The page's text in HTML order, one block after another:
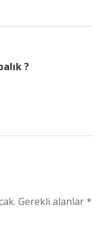
?
Gerekli alanlar*